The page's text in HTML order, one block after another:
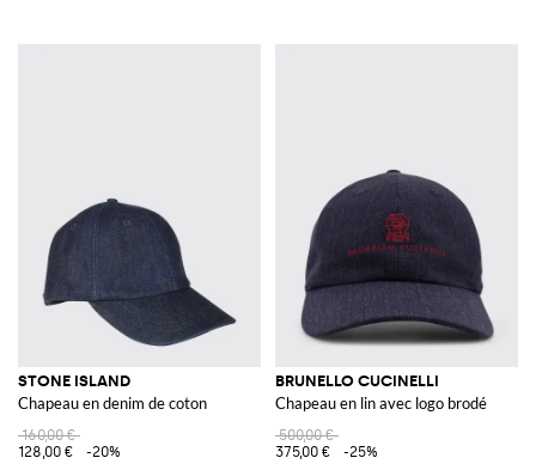
STONE ISLAND
Chapeau en denim de coton
160,00 €
128,00 €
-20%
BRUNELLO CUCINELLI
Chapeau en lin avec logo brodé
500,00 €
375,00 €
-25%